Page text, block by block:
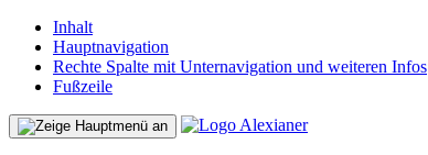
Inhalt
Hauptnavigation
Rechte Spalte mit Unternavigation und weiteren Infos
Fußzeile